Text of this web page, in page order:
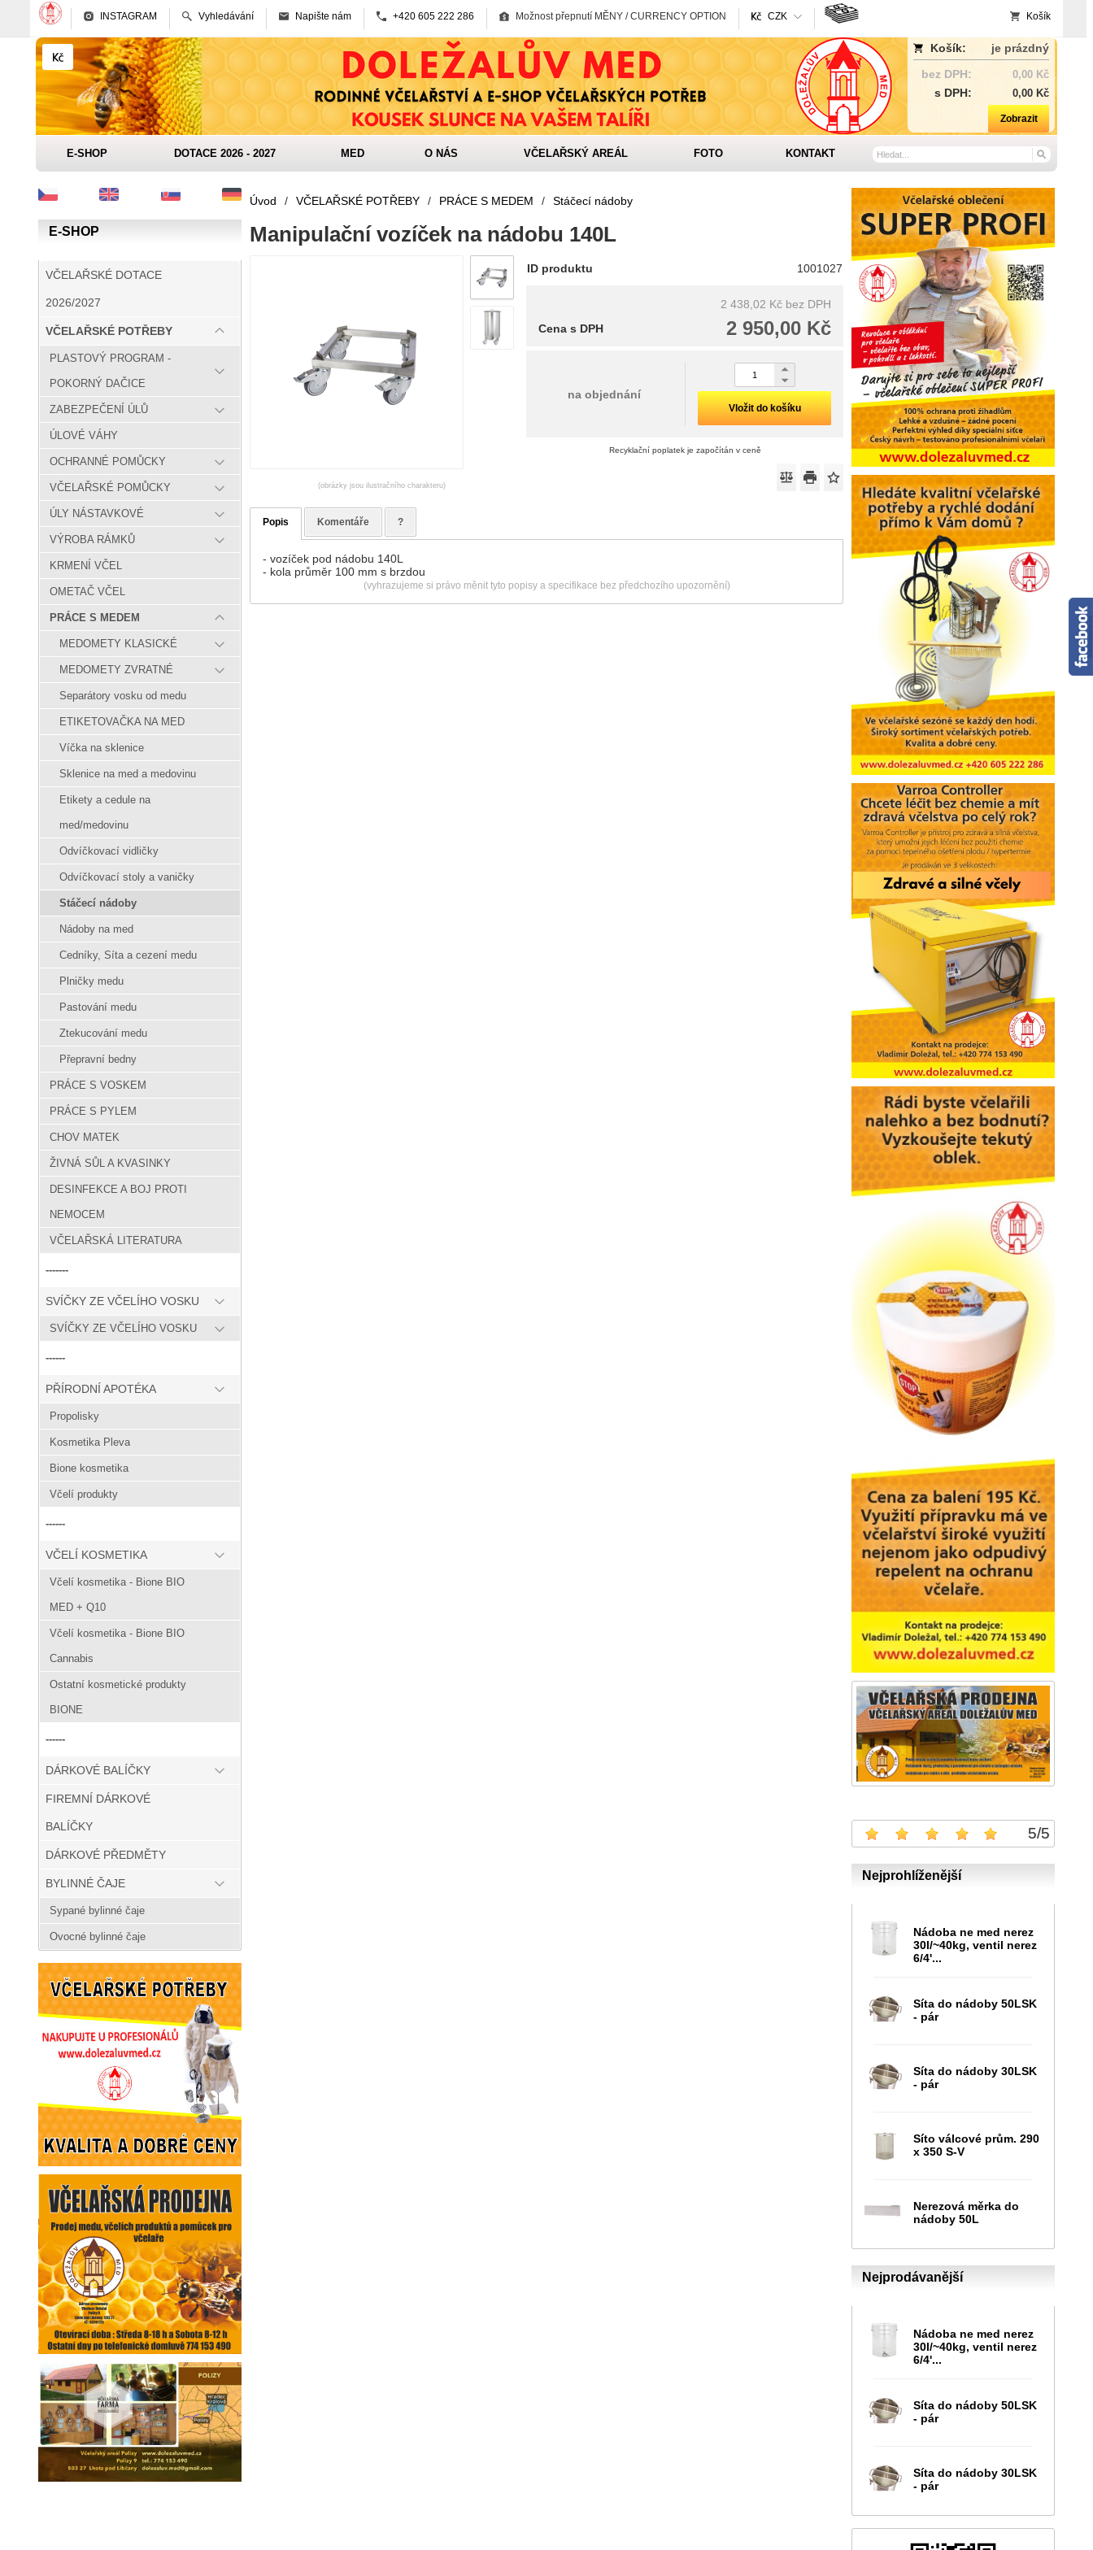
INSTAGRAM Vyhledávání Napište nám +420 605 222 286 Možnost přepnutí MĚNY / CURRENCY OPTION CZK Košík
Košík:
je prázdný
bez DPH:
0,00 Kč
s DPH: 0,00 Kč
Zobrazit
E-SHOP DOTACE 2026 - 2027 MED O NÁS VČELAŘSKÝ AREÁL FOTO KONTAKT
E-SHOP
VČELAŘSKÉ DOTACE
2026/2027
VČELAŘSKÉ POTŘEBY
PLASTOVÝ PROGRAM -
POKORNÝ DAČICE
ZABEZPEČENÍ ÚLŮ
ÚLOVÉ VÁHY
OCHRANNÉ POMŮCKY
VČELAŘSKÉ POMŮCKY
ÚLY NÁSTAVKOVÉ
VÝROBA RÁMKŮ
KRMENÍ VČEL
OMETAČ VČEL
PRÁCE S MEDEM
MEDOMETY KLASICKÉ
MEDOMETY ZVRATNÉ
Separátory vosku od medu
ETIKETOVAČKA NA MED
Víčka na sklenice
Sklenice na med a medovinu
Etikety a cedule na
med/medovinu
Odvíčkovací vidličky
Odvíčkovací stoly a vaničky
Stáčecí nádoby
Nádoby na med
Cedníky, Síta a cezení medu
Plničky medu
Pastování medu
Ztekucování medu
Přepravní bedny
PRÁCE S VOSKEM
PRÁCE S PYLEM
CHOV MATEK
ŽIVNÁ SŮL A KVASINKY
DESINFEKCE A BOJ PROTI
NEMOCEM
VČELAŘSKÁ LITERATURA
-------
SVÍČKY ZE VČELÍHO VOSKU
SVÍČKY ZE VČELÍHO VOSKU
------
PŘÍRODNÍ APOTÉKA
Propolisky
Kosmetika Pleva
Bione kosmetika
Včelí produkty
------
VČELÍ KOSMETIKA
Včelí kosmetika - Bione BIO
MED + Q10
Včelí kosmetika - Bione BIO
Cannabis
Ostatní kosmetické produkty
BIONE
------
DÁRKOVÉ BALÍČKY
FIREMNÍ DÁRKOVÉ
BALÍČKY
DÁRKOVÉ PŘEDMĚTY
BYLINNÉ ČAJE
Sypané bylinné čaje
Ovocné bylinné čaje
5/5
Nejprohlíženější
Nádoba ne med nerez
30l/~40kg, ventil nerez
6/4'...
Síta do nádoby 50LSK
- pár
Síta do nádoby 30LSK
- pár
Síto válcové prům. 290
x 350 S-V
Nerezová měrka do
nádoby 50L
Nejprodávanější
Nádoba ne med nerez
30l/~40kg, ventil nerez
6/4'...
Síta do nádoby 50LSK
- pár
Síta do nádoby 30LSK
- pár
Úvod / VČELAŘSKÉ POTŘEBY / PRÁCE S MEDEM / Stáčecí nádoby
Manipulační vozíček na nádobu 140L
(obrázky jsou ilustračního charakteru)
ID produktu 1001027
2 438,02 Kč bez DPH
2 950,00 Kč
Cena s DPH
na objednání
Vložit do košíku
Recyklační poplatek je započítán v ceně
Popis Komentáře ?
- vozíček pod nádobu 140L
- kola průměr 100 mm s brzdou
(vyhrazujeme si právo měnit tyto popisy a specifikace bez předchozího upozornění)